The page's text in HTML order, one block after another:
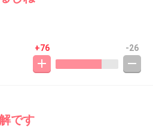
+76 -26
です